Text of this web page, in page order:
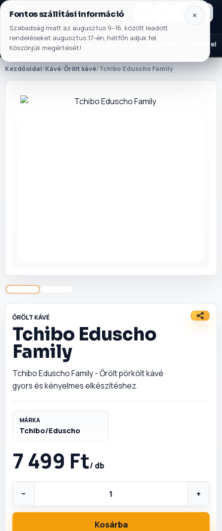
Kávé Szörpök Üdítők és italok Szószok és fűszerek
NORSA CO BT
MENÜ
🏠 Kezdőlap
🚚 Szállítás
👤 Fiókom
Édességek
Illatosítók és
háztartás
Csomagajánlatok
Kezdőoldal/Kávé/Őrölt kávé/Tchibo Eduscho Family
ŐRÖLT KÁVÉ
Tchibo Eduscho
Family
Tchibo Eduscho Family - Őrölt pörkölt kávé
gyors és kényelmes elkészítéshez.
MÁRKA
Tchibo/Eduscho
7 499 Ft/ db
− +
Kosárba
×
Betöltés...
×
Fontos szállítási információ
Szabadság miatt az augusztus 9–16. között leadott
rendeléseket augusztus 17-én, hétfőn adjuk fel.
Köszönjük megértését!